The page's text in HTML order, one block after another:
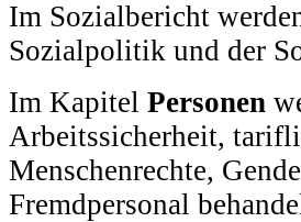
Im Sozialbericht
Sozialpolitik und der
Im Kapitel Personen
Arbeitssicherheit,
Menschenrechte,
Fremdpersonal